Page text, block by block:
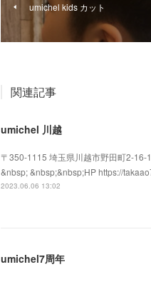
umichel kids カット
関連記事
umichel 川越
〒350-1115 埼玉県川越市野田町2-
&nbsp; &nbsp;&nbsp;HP https://
2023.06.06 13:02
umichel7周年